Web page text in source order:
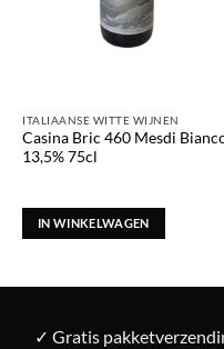
ITALIAANSE WITTE WIJNEN
Casina Bric 460 Mesdi
13,5% 75cl
IN WINKELWAGEN
✓ Gratis